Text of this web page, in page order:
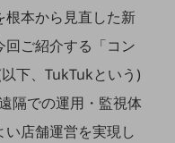
本から見直した新
回ご紹介する「コン
下、TukTukという)
隔での運用・監視体
店舗運営を実現し